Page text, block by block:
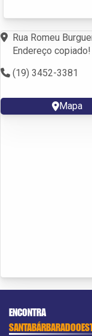
Rua Romeu
Endereço copiado!
(19) 3452-3381
Mapa
ENCONTRA